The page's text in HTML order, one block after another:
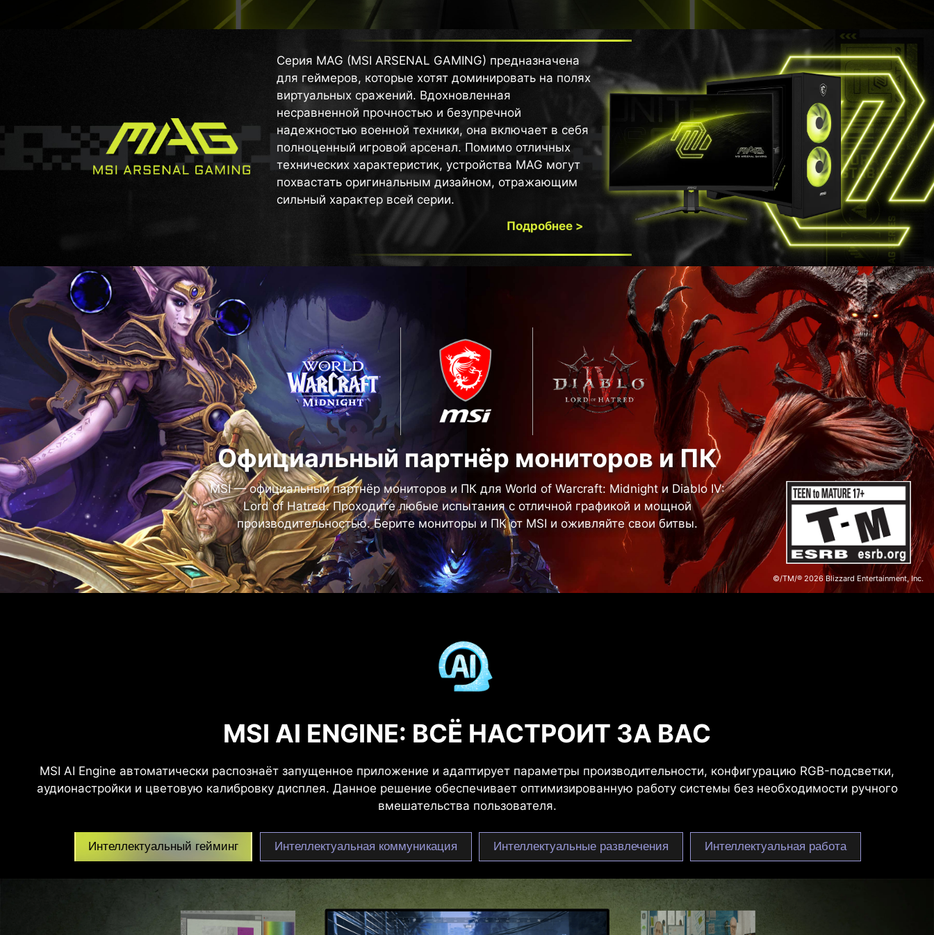
Серия MAG (MSI ARSENAL GAMING) предназначена
для геймеров, которые хотят доминировать на полях
виртуальных сражений. Вдохновленная
несравненной прочностью и безупречной
надежностью военной техники, она включает в себя
полноценный игровой арсенал. Помимо отличных
технических характеристик, устройства MAG могут
похвастать оригинальным дизайном, отражающим
сильный характер всей серии.
Подробнее >
©/TM/® 2026 Blizzard Entertainment, Inc.
Официальный партнёр мониторов и ПК
MSI — официальный партнёр мониторов и ПК для World of Warcraft: Midnight и Diablo IV:
Lord of Hatred. Проходите любые испытания с отличной графикой и мощной
производительностью. Берите мониторы и ПК от MSI и оживляйте свои битвы.
MSI AI ENGINE: ВСЁ НАСТРОИТ ЗА ВАС
MSI AI Engine автоматически распознаёт запущенное приложение и адаптирует параметры производительности, конфигурацию RGB-подсветки,
аудионастройки и цветовую калибровку дисплея. Данное решение обеспечивает оптимизированную работу системы без необходимости ручного
вмешательства пользователя.
Интеллектуальный гейминг Интеллектуальная коммуникация Интеллектуальные развлечения Интеллектуальная работа